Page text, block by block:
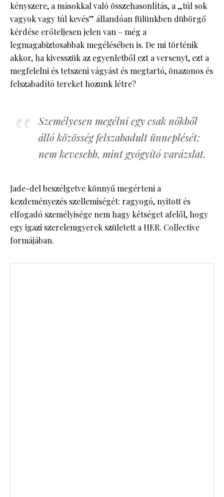
kényszere, a másokkal való összehasonlítás, a „túl sok
vagyok vagy túl kevés” állandóan fülünkben dübörgő
kérdése erőteljesen jelen van – még a
legmagabiztosabbak megélésében is. De mi történik
akkor, ha kivesszük az egyenletből ezt a versenyt, ezt a
megfelelni és tetszeni vágyást és megtartó, önazonos és
felszabadító tereket hozunk létre?
Személyesen megélni egy csak nőkből
álló közösség felszabadult ünneplését:
nem kevesebb, mint gyógyító varázslat.
Jade-del beszélgetve könnyű megérteni a
kezdeményezés szellemiségét: ragyogó, nyitott és
elfogadó személyisége nem hagy kétséget afelől, hogy
egy igazi szerelemgyerek született a HER. Collective
formájában.